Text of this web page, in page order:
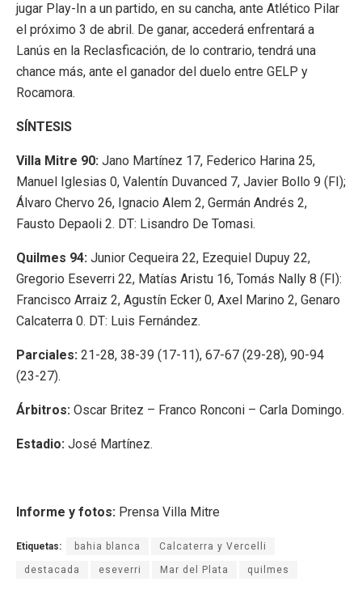
jugar Play-In a un partido, en su cancha, ante Atlético Pilar
el próximo 3 de abril. De ganar, accederá enfrentará a
Lanús en la Reclasficación, de lo contrario, tendrá una
chance más, ante el ganador del duelo entre GELP y
Rocamora.
SÍNTESIS
Villa Mitre 90: Jano Martínez 17, Federico Harina 25,
Manuel Iglesias 0, Valentín Duvanced 7, Javier Bollo 9 (FI);
Álvaro Chervo 26, Ignacio Alem 2, Germán Andrés 2,
Fausto Depaoli 2. DT: Lisandro De Tomasi.
Quilmes 94: Junior Cequeira 22, Ezequiel Dupuy 22,
Gregorio Eseverri 22, Matías Aristu 16, Tomás Nally 8 (FI):
Francisco Arraiz 2, Agustín Ecker 0, Axel Marino 2, Genaro
Calcaterra 0. DT: Luis Fernández.
Parciales: 21-28, 38-39 (17-11), 67-67 (29-28), 90-94
(23-27).
Árbitros: Oscar Britez – Franco Ronconi – Carla Domingo.
Estadio: José Martínez.
Informe y fotos: Prensa Villa Mitre
Etiquetas: bahia blanca Calcaterra y Vercelli
destacada eseverri Mar del Plata quilmes